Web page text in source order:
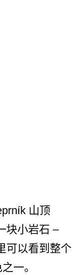
山顶
块小岩石 –
可以看到整个
一。